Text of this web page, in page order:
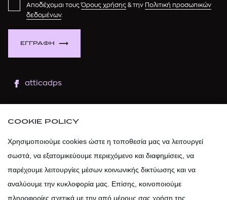
ΕΓΓΡΑΦΗ
Αποδέχομαι τουςΌρους χρήσης & την Πολιτική προσωπικών
δεδομένων.
atticadps
atticadps
COOKIE POLICY
Χρησιμοποιούμε cookies ώστε η τοποθεσία μας να λειτουργεί
σωστά, να εξατομικεύουμε περιεχόμενο και διαφημίσεις, να
παρέχουμε λειτουργίες μέσων κοινωνικής δικτύωσης και να
αναλύουμε την κυκλοφορία μας. Επίσης, κοινοποιούμε
πληροφορίες σχετικά με την από μέρους σας χρήση της